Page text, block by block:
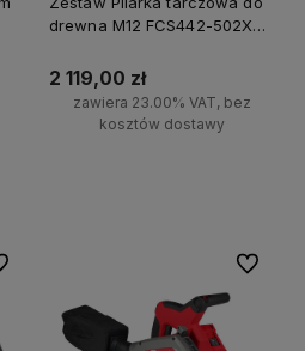
drewna M12 FCS442-502X
2 119,00 zł
zawiera 23.00% VAT, bez
kosztów dostawy
ulubionych Do